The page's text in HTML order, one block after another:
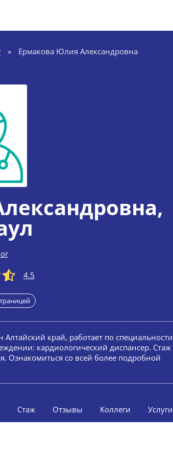
» Ермакова Юлия Александровна
,
4.5
Алтайский край, работает по специальности
кардиологический диспансер. Стаж
Ознакомиться со всей более подробной
Стаж Отзывы Коллеги Услуги